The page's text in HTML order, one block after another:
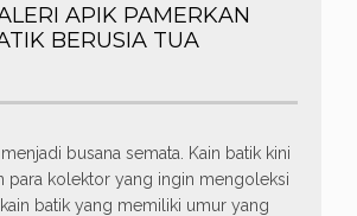
APIK PAMERKAN
BERUSIA TUA
busana semata. Kain batik kini
para kolektor yang ingin mengoleksi
batik yang memiliki umur yang